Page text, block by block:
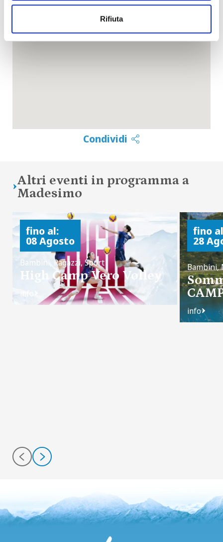
Rifiuta
Condividi
Altri eventi in programma a
Madesimo
fino al:
08 Agosto
Bambini, Ragazzi, Sport
High Camp Vero Volley
fino
28
Bambini,
info